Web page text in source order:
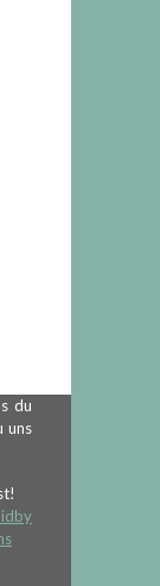
du
uns
by